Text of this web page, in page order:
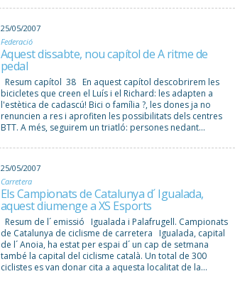
25/05/2007
Federació
Aquest dissabte, nou capítol de A ritme de
pedal
Resum capítol 38 En aquest capítol descobrirem les
bicicletes que creen el Luís i el Richard: les adapten a
l'estètica de cadascú! Bici o família ?, les dones ja no
renuncien a res i aprofiten les possibilitats dels centres
BTT. A més, seguirem un triatló: persones nedant...
25/05/2007
Carretera
Els Campionats de Catalunya d´ Igualada,
aquest diumenge a XS Esports
Resum de l´ emissió Igualada i Palafrugell. Campionats
de Catalunya de ciclisme de carretera Igualada, capital
de l´ Anoia, ha estat per espai d´ un cap de setmana
també la capital del ciclisme català. Un total de 300
ciclistes es van donar cita a aquesta localitat de la...